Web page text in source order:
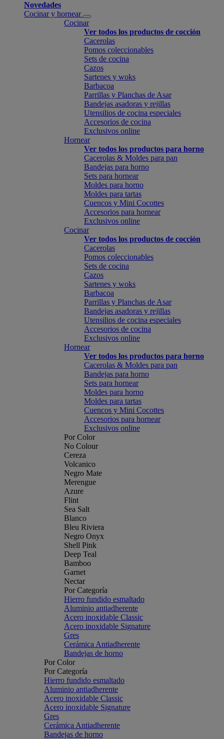
Novedades
Cocinar y hornear
Cocinar
Ver todos los productos de cocción
Cacerolas
Pomos coleccionables
Sets de cocina
Cazos
Sartenes y woks
Barbacoa
Parrillas y Planchas de Asar
Bandejas asadoras y rejillas
Utensilios de cocina especiales
Accesorios de cocina
Exclusivos online
Hornear
Ver todos los productos para horno
Cacerolas & Moldes para pan
Bandejas para horno
Sets para hornear
Moldes para horno
Moldes para tartas
Cuencos y Mini Cocottes
Accesorios para hornear
Exclusivos online
Cocinar
Ver todos los productos de cocción
Cacerolas
Pomos coleccionables
Sets de cocina
Cazos
Sartenes y woks
Barbacoa
Parrillas y Planchas de Asar
Bandejas asadoras y rejillas
Utensilios de cocina especiales
Accesorios de cocina
Exclusivos online
Hornear
Ver todos los productos para horno
Cacerolas & Moldes para pan
Bandejas para horno
Sets para hornear
Moldes para horno
Moldes para tartas
Cuencos y Mini Cocottes
Accesorios para hornear
Exclusivos online
Por Color
No Colour
Cereza
Volcanico
Negro Mate
Merengue
Azure
Flint
Sea Salt
Blanco
Bleu Riviera
Negro Onyx
Shell Pink
Deep Teal
Bamboo
Garnet
Nectar
Por Categoría
Hierro fundido esmaltado
Aluminio antiadherente
Acero inoxidable Classic
Acero inoxidable Signature
Gres
Cerámica Antiadherente
Bandejas de horno
Por Color
Por Categoría
Hierro fundido esmaltado
Aluminio antiadherente
Acero inoxidable Classic
Acero inoxidable Signature
Gres
Cerámica Antiadherente
Bandejas de horno